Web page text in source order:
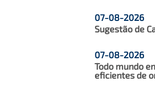
07-08-2026
Sugestão de
07-08-2026
Todo mundo
eficientes de